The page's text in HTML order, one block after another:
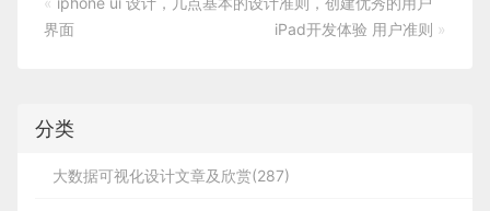
界面
iPad开发体验 用户准则 »
分类
大数据可视化设计文章及欣赏(287)